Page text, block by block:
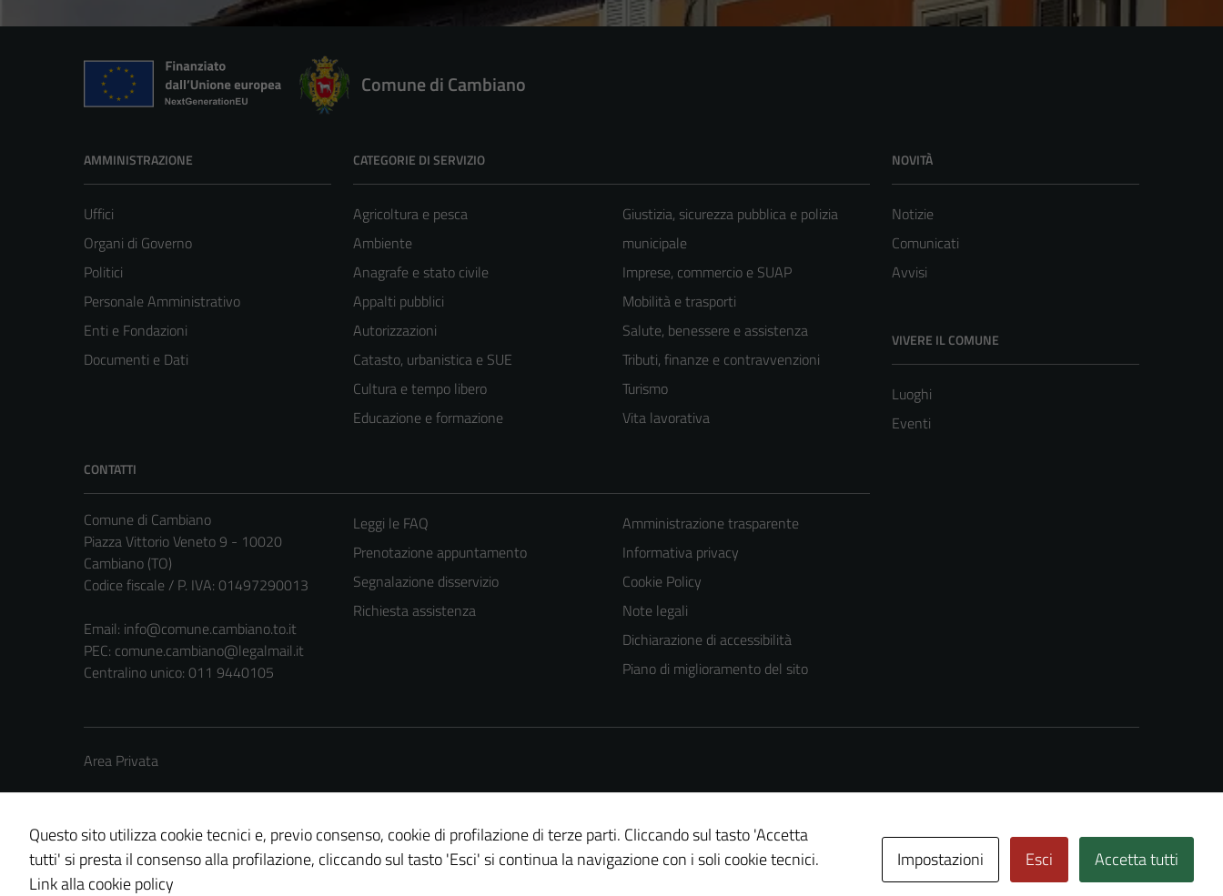
Comune di Cambiano
AMMINISTRAZIONE
Uffici
Organi di Governo
Politici
Personale Amministrativo
Enti e Fondazioni
Documenti e Dati
CATEGORIE DI SERVIZIO
Agricoltura e pesca
Ambiente
Anagrafe e stato civile
Appalti pubblici
Autorizzazioni
Catasto, urbanistica e SUE
Cultura e tempo libero
Educazione e formazione
Giustizia, sicurezza pubblica e polizia
municipale
Imprese, commercio e SUAP
Mobilità e trasporti
Salute, benessere e assistenza
Tributi, finanze e contravvenzioni
Turismo
Vita lavorativa
NOVITÀ
Notizie
Comunicati
Avvisi
VIVERE IL COMUNE
Luoghi
Eventi
CONTATTI
Comune di Cambiano
Piazza Vittorio Veneto 9 - 10020
Cambiano (TO)
Codice fiscale / P. IVA: 01497290013
Email: info@comune.cambiano.to.it
PEC: comune.cambiano@legalmail.it
Centralino unico: 011 9440105
Leggi le FAQ
Prenotazione appuntamento
Segnalazione disservizio
Richiesta assistenza
Amministrazione trasparente
Informativa privacy
Cookie Policy
Note legali
Dichiarazione di accessibilità
Piano di miglioramento del sito
Area Privata
Credits: © Technical Design s.r.l.
Questo sito utilizza cookie tecnici e, previo consenso, cookie di profilazione di terze parti. Cliccando sul tasto 'Accetta
tutti' si presta il consenso alla profilazione, cliccando sul tasto 'Esci' si continua la navigazione con i soli cookie tecnici.
Link alla cookie policy
Impostazioni Esci Accetta tutti